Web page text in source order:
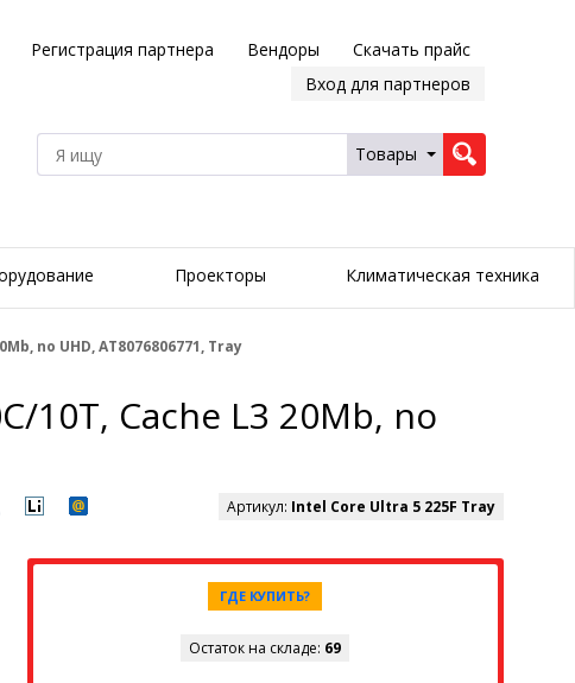
Регистрация партнера Вендоры
Скачать прайс
Вход для партнеров
Товары
Проекторы Климатическая техника
no UHD, AT8076806771, Tray
10T, Cache L3 20Mb, no
Артикул: Intel Core Ultra 5 225F Tray
ГДЕ КУПИТЬ?
Остаток на складе: 69